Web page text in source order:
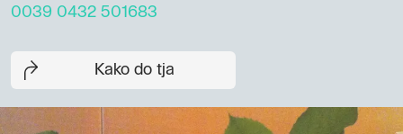
0039 0432 501683
Kako do tja